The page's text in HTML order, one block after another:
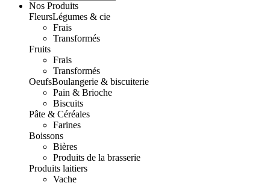
Nos Produits
FleursLégumes & cie
Frais
Transformés
Fruits
Frais
Transformés
OeufsBoulangerie & biscuiterie
Pain & Brioche
Biscuits
Pâte & Céréales
Farines
Boissons
Bières
Produits de la brasserie
Produits laitiers
Vache